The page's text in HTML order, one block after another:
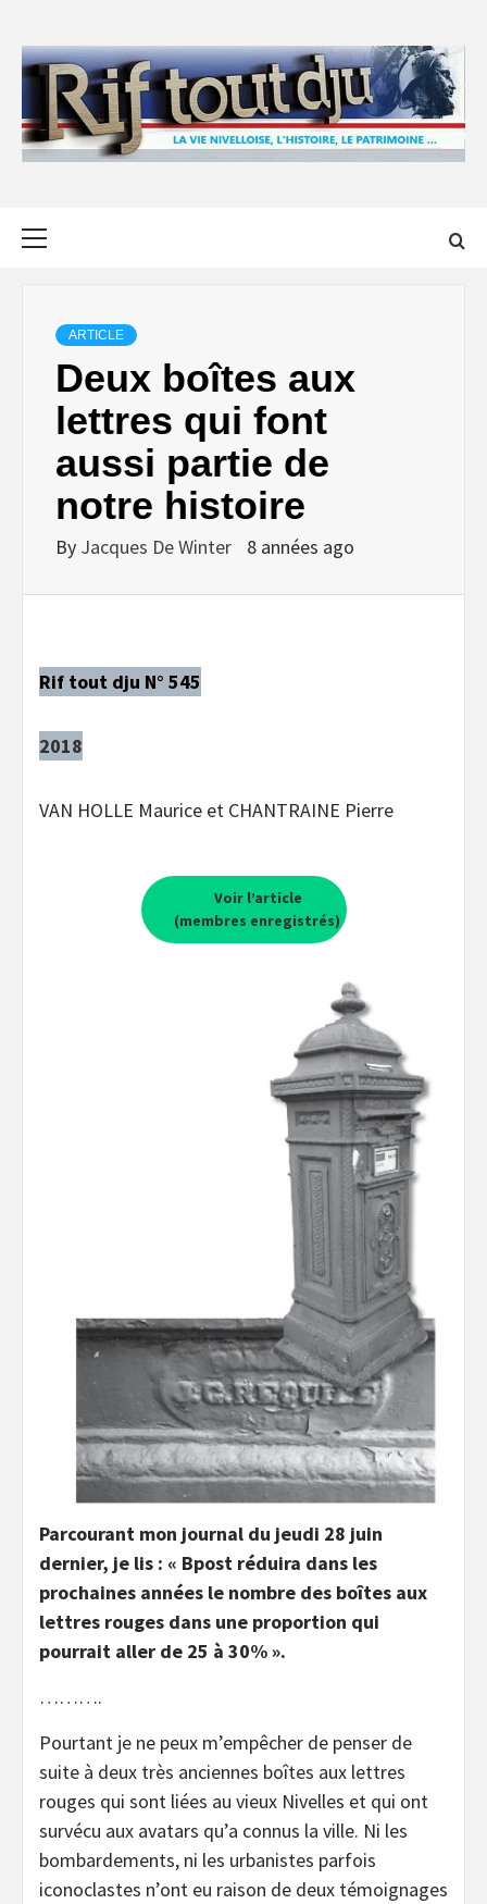
content
ARTICLE
Deux boîtes aux
lettres qui font
aussi partie de
notre histoire
By Jacques De Winter 8 années ago
Rif tout dju N° 545
2018
VAN HOLLE Maurice et CHANTRAINE Pierre
Voir l’article
(membres enregistrés)
Parcourant mon journal du jeudi 28 juin
dernier, je lis : « Bpost réduira dans les
prochaines années le nombre des boîtes aux
lettres rouges dans une proportion qui
pourrait aller de 25 à 30% ».
……….
Pourtant je ne peux m’empêcher de penser de
suite à deux très anciennes boîtes aux lettres
rouges qui sont liées au vieux Nivelles et qui ont
survécu aux avatars qu’a connus la ville. Ni les
bombardements, ni les urbanistes parfois
iconoclastes n’ont eu raison de deux témoignages